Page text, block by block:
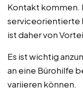
Kontakt kommen.
serviceorientierte
ist daher von
Es ist wichtig
an eine Bürohilfe
variieren können.